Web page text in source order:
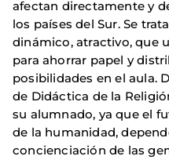
afectan directamente y
los países del Sur. Se
dinámico, atractivo, que
para ahorrar papel y
posibilidades en el aula.
de Didáctica de la
su alumnado, ya que el
de la humanidad,
concienciación de las